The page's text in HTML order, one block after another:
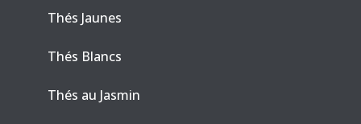
Thés Jaunes
Thés Blancs
Thés au Jasmin